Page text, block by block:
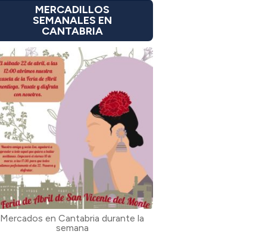
MERCADILLOS
SEMANALES EN
CANTABRIA
Mercados en Cantabria durante la
semana